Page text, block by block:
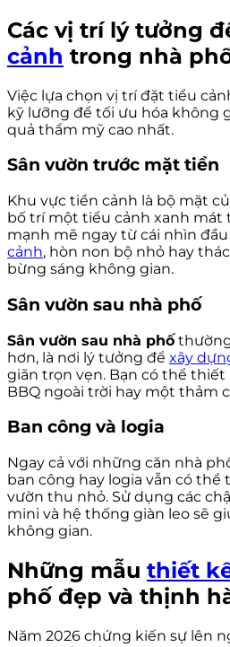
Các vị trí lý tưởng
cảnh trong nhà
Việc lựa chọn vị trí đặt tiểu
kỹ lưỡng để tối ưu hóa không
quả thẩm mỹ cao nhất.
Sân vườn trước mặt tiền
Khu vực tiền cảnh là bộ mặt
bố trí một tiểu cảnh xanh mát
mạnh mẽ ngay từ cái nhìn
cảnh, hòn non bộ nhỏ hay
bừng sáng không gian.
Sân vườn sau nhà phố
Sân vườn sau nhà phốthường
hơn, là nơi lý tưởng để xây
giãn trọn vẹn. Bạn có thể thiết
BBQ ngoài trời hay một thảm
Ban công và logia
Ngay cả với những căn nhà
ban công hay logia vẫn có
vườn thu nhỏ. Sử dụng các
mini và hệ thống giàn leo sẽ
không gian.
Những mẫu thiết
phố đẹp và thịnh
Năm 2026 chứng kiến sự lên